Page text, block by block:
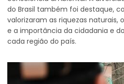
do Brasil também foi destaque,
valorizaram as riquezas naturais,
e a importância da cidadania e
cada região do país.